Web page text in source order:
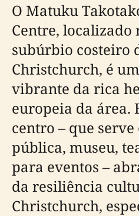
O Matuku
Centre, localizado
subúrbio costeiro
Christchurch, é
vibrante da rica
europeia da área.
centro – que
pública, museu,
para eventos –
da resiliência
Christchurch,